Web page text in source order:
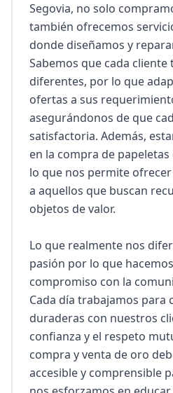
Segovia, no solo
también ofrecemos
donde diseñamos y
Sabemos que cada cliente
diferentes, por lo que
ofertas a sus
asegurándonos de que
satisfactoria. Además,
en la compra de
lo que nos permite
a aquellos que buscan
objetos de valor.
Lo que realmente nos
pasión por lo que
compromiso con la
Cada día trabajamos para
duraderas con nuestros
confianza y el respeto
compra y venta de oro
accesible y comprensible